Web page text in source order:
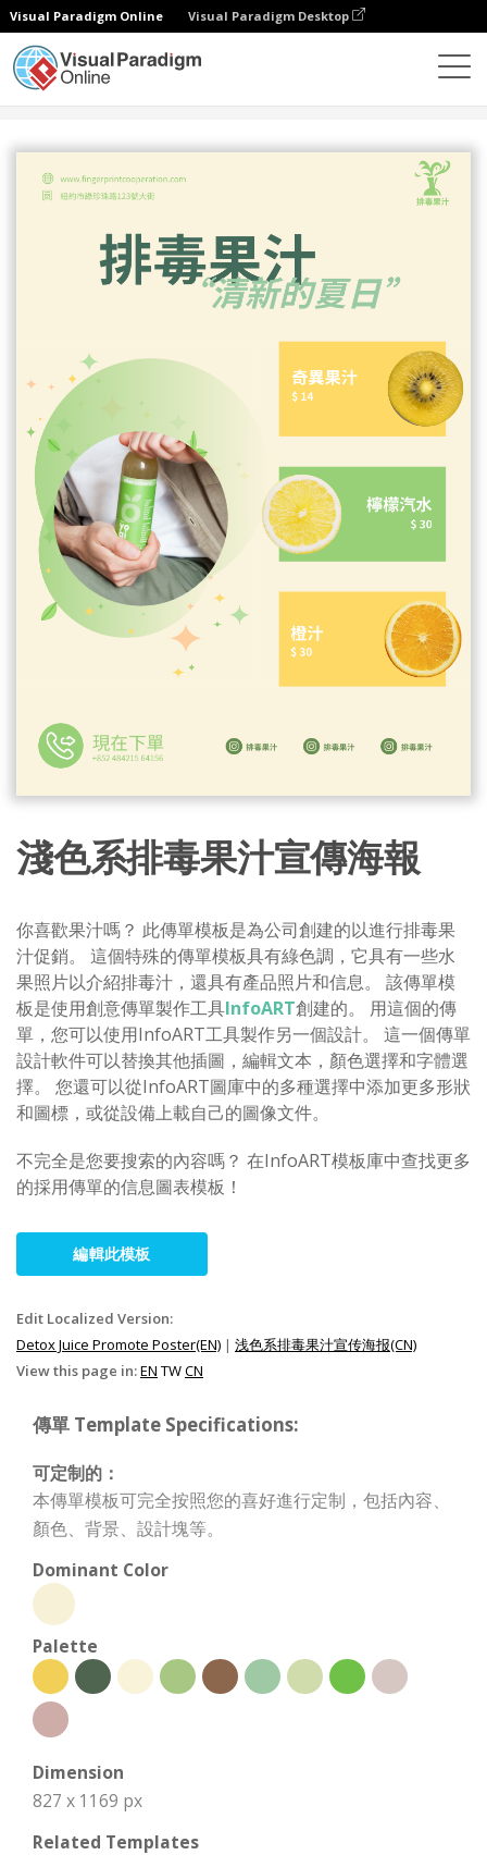
Visual Paradigm Online Visual Paradigm Desktop
淺色系排毒果汁宣傳海報
你喜歡果汁嗎？ 此傳單模板是為公司創建的以進行排毒果
汁促銷。 這個特殊的傳單模板具有綠色調，它具有一些水
果照片以介紹排毒汁，還具有產品照片和信息。 該傳單模
板是使用創意傳單製作工具InfoART創建的。 用這個的傳
單，您可以使用InfoART工具製作另一個設計。 這一個傳單
設計軟件可以替換其他插圖，編輯文本，顏色選擇和字體選
擇。 您還可以從InfoART圖庫中的多種選擇中添加更多形狀
和圖標，或從設備上載自己的圖像文件。
不完全是您要搜索的內容嗎？ 在InfoART模板庫中查找更多
的採用傳單的信息圖表模板！
編輯此模板
Edit Localized Version:
Detox Juice Promote Poster(EN) | 浅色系排毒果汁宣传海报(CN)
View this page in:EN TWCN
傳單 Template Specifications:
可定制的：
本傳單模板可完全按照您的喜好進行定制，包括內容、
顏色、背景、設計塊等。
Dominant Color
Palette
Dimension
827 x 1169 px
Related Templates